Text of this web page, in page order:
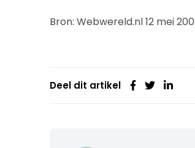
Bron: Webwereld.nl 12 mei
Deel dit artikel